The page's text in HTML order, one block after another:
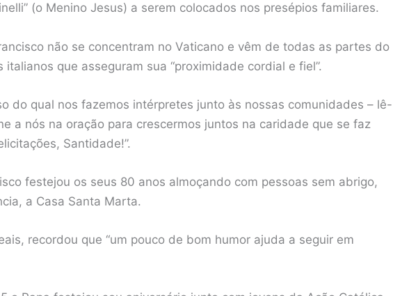
(o Menino Jesus) a serem colocados nos presépios familiares.
não se concentram no Vaticano e vêm de todas as partes do
que asseguram sua “proximidade cordial e fiel”.
do qual nos fazemos intérpretes junto às nossas comunidades – lê-
a nós na oração para crescermos juntos na caridade que se faz
Santidade!”.
festejou os seus 80 anos almoçando com pessoas sem abrigo,
a Casa Santa Marta.
recordou que “um pouco de bom humor ajuda a seguir em